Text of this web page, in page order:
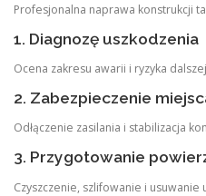
Profesjonalna naprawa konstrukcji
1. Diagnozę uszkodzenia
Ocena zakresu awarii i ryzyka
2. Zabezpieczenie
Odłączenie zasilania i stabilizacja
3. Przygotowanie
Czyszczenie, szlifowanie i